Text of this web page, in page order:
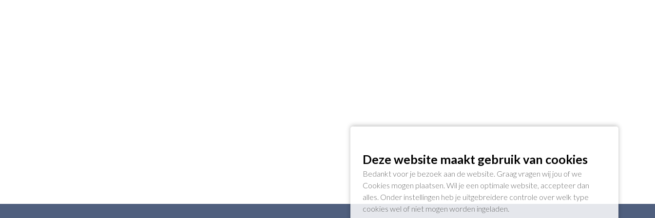
Deze website maakt gebruik van cookies
Bedankt voor je bezoek aan de website. Graag vragen wij jou of we
Cookies mogen plaatsen. Wil je een optimale website, accepteer dan
alles. Onder instellingen heb je uitgebreidere controle over welk type
cookies wel of niet mogen worden ingeladen.